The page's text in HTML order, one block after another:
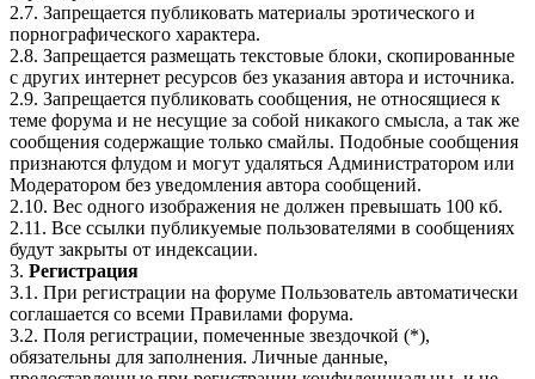
2.7. Запрещается публиковать материалы эротического и
порнографического характера.
2.8. Запрещается размещать текстовые блоки, скопированные
с других интернет ресурсов без указания автора и источника.
2.9. Запрещается публиковать сообщения, не относящиеся к
теме форума и не несущие за собой никакого смысла, а так же
сообщения содержащие только смайлы. Подобные сообщения
признаются флудом и могут удаляться Администратором или
Модератором без уведомления автора сообщений.
2.10. Вес одного изображения не должен превышать 100 кб.
2.11. Все ссылки публикуемые пользователями в сообщениях
будут закрыты от индексации.
3. Регистрация
3.1. При регистрации на форуме Пользователь автоматически
соглашается со всеми Правилами форума.
3.2. Поля регистрации, помеченные звездочкой (*),
обязательны для заполнения. Личные данные,